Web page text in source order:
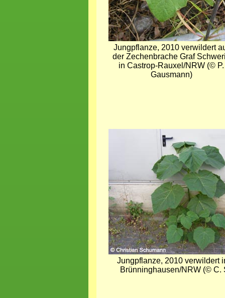
Jungpflanze, 2010 verwildert
der Zechenbrache Graf
in Castrop-Rauxel/NRW (© P.
Gausmann)
Jungpflanze, 2010 verwildert
Brünninghausen/NRW (© C.